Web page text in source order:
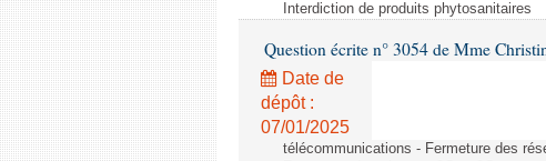
Interdiction de produits phytosanitaires
Question écrite n° 3054 de Mme
Date de
dépôt :
07/01/2025
télécommunications - Fermeture des